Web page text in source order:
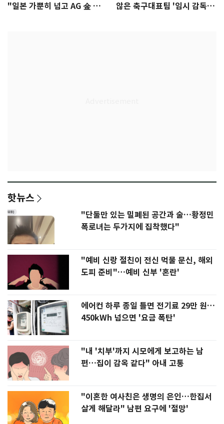
"일본 가뿐히 넘고 AG 金 따겠
않은 축구대표팀 '임시 감독'
핫뉴스
"단둘만 있는 밀폐된 공간과 술…황정민
폭로녀는 두가지에 집착했다"
"예비 신랑 절친이 전신 먹물 문신, 해외
도피 준비"…예비 신부 '혼란'
에어컨 하루 종일 틀면 전기료 29만 원…
450kWh 넘으면 '요금 폭탄'
"내 '치부'까지 시모에게 보고하는 남
편…집이 감옥 같다" 아내 고통
"이혼한 여사친은 생명의 은인…한집서
살게 해달라" 남편 요구에 '절망'